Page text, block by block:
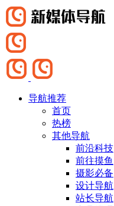
导航推荐
首页
热榜
其他导航
前沿科技
前往摸鱼
摄影必备
设计导航
站长导航